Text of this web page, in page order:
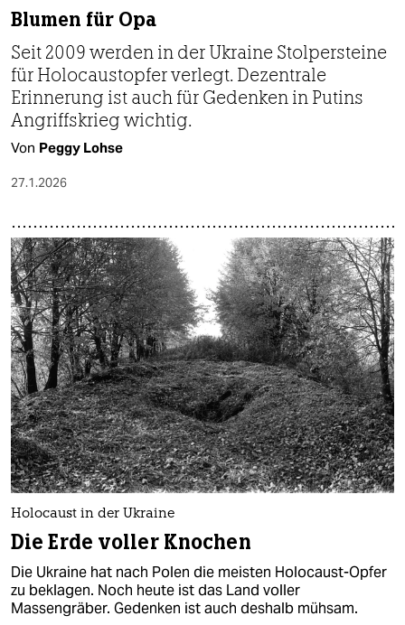
Blumen für Opa
Seit 2009 werden in der Ukraine Stolpersteine
für Holocaustopfer verlegt. Dezentrale
Erinnerung ist auch für Gedenken in Putins
Angriffskrieg wichtig.
Von Peggy Lohse
27.1.2026
Holocaust in der Ukraine
Die Erde voller Knochen
Die Ukraine hat nach Polen die meisten Holocaust-Opfer
zu beklagen. Noch heute ist das Land voller
Massengräber. Gedenken ist auch deshalb mühsam.